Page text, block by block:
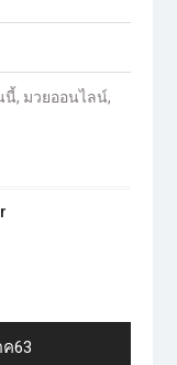
นี้, มวยออนไลน์,
63